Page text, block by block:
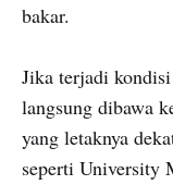
bakar.
Jika terjadi
langsung dibawa
yang letaknya
seperti University